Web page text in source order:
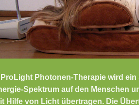
Photonen-Therapie wird
Spektrum auf den Menschen
Hilfe von Licht übertragen. Die